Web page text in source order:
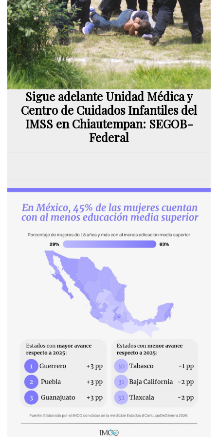
Sigue adelante Unidad Médica y
Centro de Cuidados Infantiles del
IMSS en Chiautempan: SEGOB-
Federal